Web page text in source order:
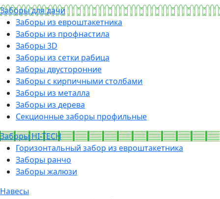
Заборы для дачи
Заборы из евроштакетника
Заборы из профнастила
Заборы 3D
Заборы из сетки рабица
Заборы двусторонние
Заборы с кирпичными столбами
Заборы из металла
Заборы из дерева
Секционные заборы профильные
Заборы HI-TECH
Горизонтальный забор из евроштакетника
Заборы ранчо
Заборы жалюзи
Навесы